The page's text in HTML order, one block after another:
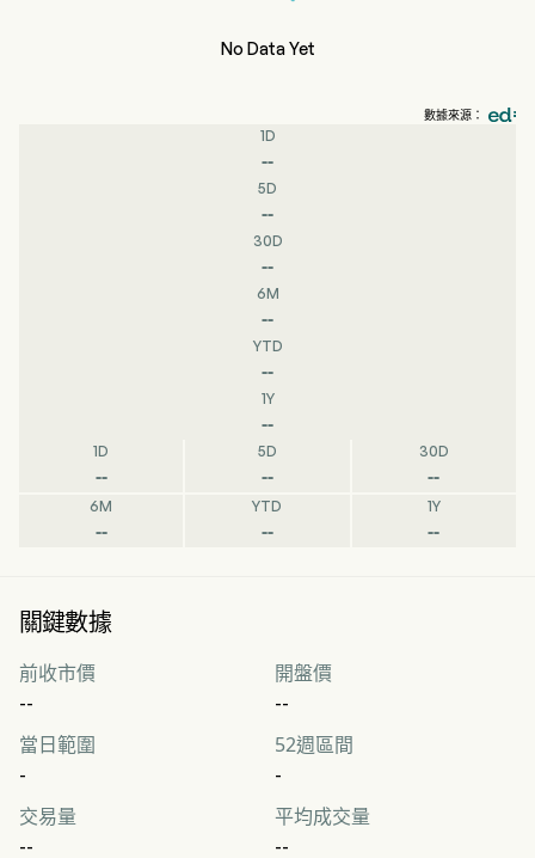
No Data Yet
數據來源：
1D
--
5D
--
30D
--
6M
--
YTD
--
1Y
--
1D
--
5D
--
30D
--
6M
--
YTD
--
1Y
--
關鍵數據
前收市價
--
開盤價
--
當日範圍
-
52週區間
-
交易量
--
平均成交量
--